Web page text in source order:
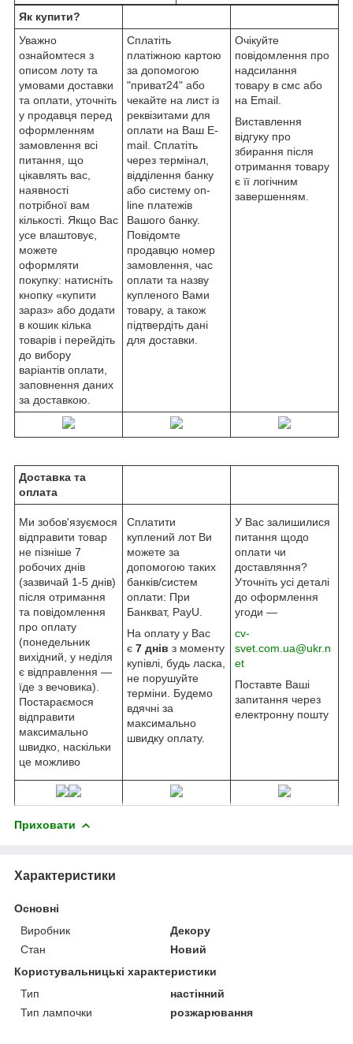
Як купити?
Уважно
ознайомтеся з
описом лоту та
умовами доставки
та оплати, уточніть
у продавця перед
оформленням
замовлення всі
питання, що
цікавлять вас,
наявності
потрібної вам
кількості. Якщо Вас
усе влаштовує,
можете
оформляти
покупку: натисніть
кнопку «купити
зараз» або додати
в кошик кілька
товарів і перейдіть
до вибору
варіантів оплати,
заповнення даних
за доставкою.
Сплатіть
платіжною картою
за допомогою
"приват24" або
чекайте на лист із
реквізитами для
оплати на Ваш E-
mail. Сплатіть
через термінал,
відділення банку
або систему on-
line платежів
Вашого банку.
Повідомте
продавцю номер
замовлення, час
оплати та назву
купленого Вами
товару, а також
підтвердіть дані
для доставки.
Очікуйте
повідомлення про
надсилання
товару в смс або
на Email.
Виставлення
відгуку про
збирання після
отримання товару
є її логічним
завершенням.
Доставка та
оплата
Ми зобов'язуємося
відправити товар
не пізніше 7
робочих днів
(зазвичай 1-5 днів)
після отримання
та повідомлення
про оплату
(понедельник
вихідний, у неділя
є відправлення —
їде з вечовика).
Постараємося
відправити
максимально
швидко, наскільки
це можливо
Сплатити
куплений лот Ви
можете за
допомогою таких
банків/систем
оплати: При
Банкват, PayU.
На оплату у Вас
є 7 днів з моменту
купівлі, будь ласка,
не порушуйте
терміни. Будемо
вдячні за
максимально
швидку оплату.
У Вас залишилися
питання щодо
оплати чи
доставляння?
Уточніть усі деталі
до оформлення
угоди —
cv-
svet.com.ua@ukr.n
et
Поставте Ваші
запитання через
електронну пошту
Приховати
Характеристики
Основні
Виробник
Декору
Стан
Новий
Користувальницькі характеристики
Тип
настінний
Тип лампочки
розжарювання